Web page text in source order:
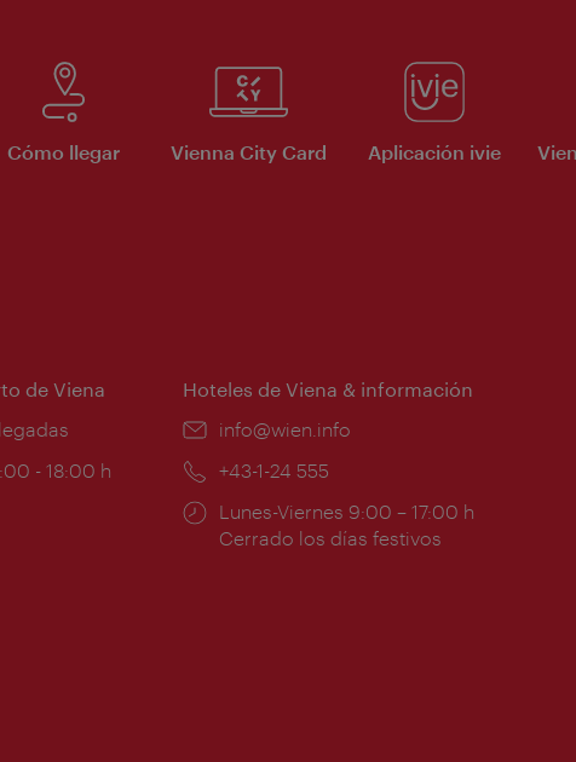
Cómo llegar Vienna City Card Aplicación ivie
de Viena
- 18:00 h
Hoteles de Viena & información
e-
info@wien.info
Teléfono:
+43-1-24 555
Horarios
de
Lunes-Viernes 9:00 – 17:00 h
Cerrado los días festivos